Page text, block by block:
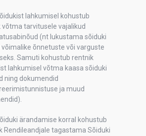
lahkumisel kohustub
võtma tarvitusele vajalikud
(nt lukustama sõiduki
võimalike õnnetuste või varguste
Samuti kohustub rentnik
lahkumisel võtma kaasa sõiduki
ning dokumendid
ja muud
ärandamise korral kohustub
Rendileandjale tagastama Sõiduki